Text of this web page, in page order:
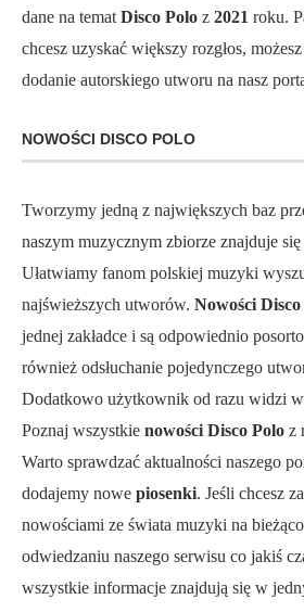
dane na temat Disco Polo z 2021 roku.
chcesz uzyskać większy rozgłos,
dodanie autorskiego utworu na nasz
NOWOŚCI DISCO POLO
Tworzymy jedną z największych baz
naszym muzycznym zbiorze znajduje
Ułatwiamy fanom polskiej muzyki
najświeższych utworów. Nowości
jednej zakładce i są odpowiednio
również odsłuchanie pojedynczego
Dodatkowo użytkownik od razu widzi
Poznaj wszystkie nowości Disco Polo z
Warto sprawdzać aktualności naszego
dodajemy nowe piosenki. Jeśli chcesz
nowościami ze świata muzyki na
odwiedzaniu naszego serwisu co jakiś
wszystkie informacje znajdują się w